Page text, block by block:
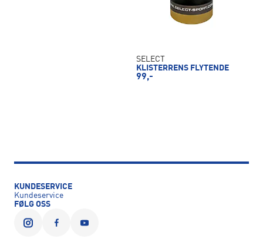
SELECT
KLISTERRENS FLYTENDE
99,-
KUNDESERVICE
Kundeservice
FØLG OSS